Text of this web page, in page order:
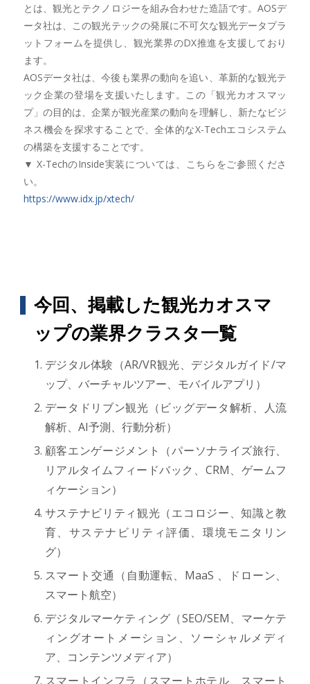
とは、観光とテクノロジーを組み合わせた造語です。AOSデ
ータ社は、この観光テックの発展に不可欠な観光データプラ
ットフォームを提供し、観光業界のDX推進を支援しており
ます。
AOSデータ社は、今後も業界の動向を追い、革新的な観光テ
ック企業の登場を支援いたします。この「観光カオスマッ
プ」の目的は、企業が観光産業の動向を理解し、新たなビジ
ネス機会を探求することで、全体的なX-Techエコシステム
の構築を支援することです。
▼ X-TechのInside実装については、こちらをご参照くださ
い。
https://www.idx.jp/xtech/
今回、掲載した観光カオスマ
ップの業界クラスタ一覧
デジタル体験（AR/VR観光、デジタルガイド/マ
ップ、バーチャルツアー、モバイルアプリ）
データドリブン観光（ビッグデータ解析、人流
解析、AI予測、行動分析）
顧客エンゲージメント（パーソナライズ旅行、
リアルタイムフィードバック、CRM、ゲームフ
ィケーション）
サステナビリティ観光（エコロジー、知識と教
育、サステナビリティ評価、環境モニタリン
グ）
スマート交通（自動運転、MaaS 、ドローン、
スマート航空）
デジタルマーケティング（SEO/SEM、マーケテ
ィングオートメーション、ソーシャルメディ
ア、コンテンツメディア）
スマートインフラ（スマートホテル、スマート